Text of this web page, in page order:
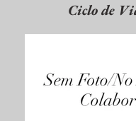
Ciclo de